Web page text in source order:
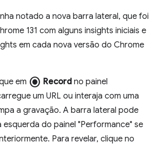
notado a nova barra lateral, que foi
131 com alguns insights iniciais e
em cada nova versão do Chrome
em radio_button_checked Record no painel
um URL ou interaja com uma
a gravação. A barra lateral pode
esquerda do painel "Performance" se
Para revelar, clique no